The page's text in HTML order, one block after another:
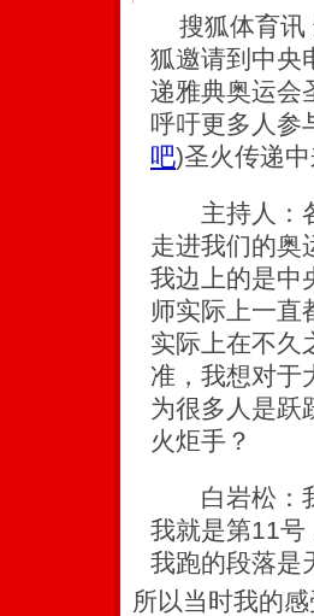
搜狐体育讯
狐邀请到中央
递雅典奥运会
呼吁更多人参
吧)圣火传递中
主持人：各
走进我们的奥
我边上的是中
师实际上一直
实际上在不久
准，我想对于
为很多人是跃
火炬手？
白岩松：我
我就是第11号
我跑的段落是
所以当时我的